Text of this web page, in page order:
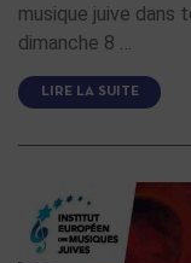
musique juive dans
dimanche 8 …
LIRE LA SUITE